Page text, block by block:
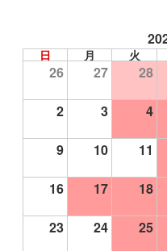
日 月 火
26 27 28
2 3 4
9 10 11
16 17 18
23 24 25